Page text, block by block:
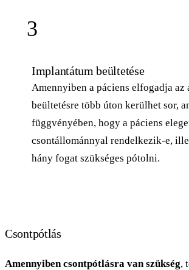
3
Implantátum beültetése
Amennyiben a páciens elfogadja az
beültetésre több úton kerülhet sor,
függvényében, hogy a páciens
csontállománnyal rendelkezik-e,
hány fogat szükséges pótolni.
Csontpótlás
Amennyiben csontpótlásra van szükség,